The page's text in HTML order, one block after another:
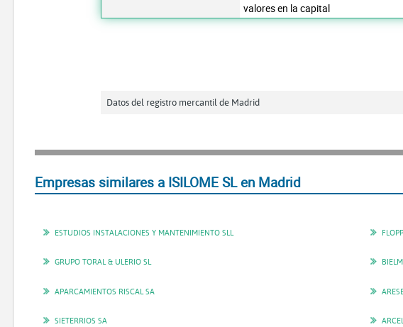
valores en la capital
Datos del registro mercantil de Madrid
Empresas similares a ISILOME SL en Madrid
ESTUDIOS INSTALACIONES Y MANTENIMIENTO SLL
GRUPO TORAL & ULERIO SL
APARCAMIENTOS RISCAL SA
SIETERRIOS SA